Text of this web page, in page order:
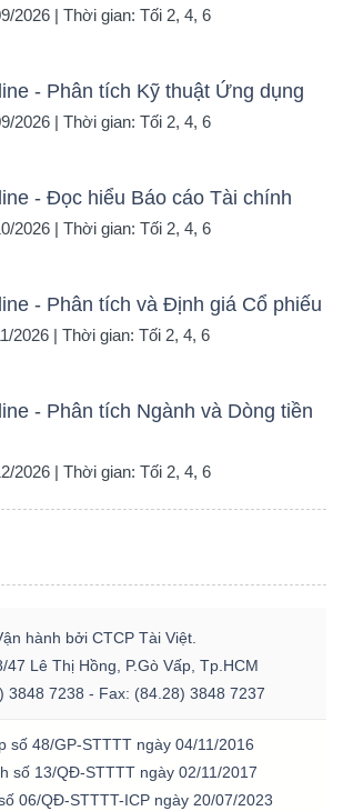
2026 | Thời gian: Tối 2, 4, 6
- Phân tích Kỹ thuật Ứng dụng
2026 | Thời gian: Tối 2, 4, 6
- Đọc hiểu Báo cáo Tài chính
2026 | Thời gian: Tối 2, 4, 6
- Phân tích và Định giá Cổ phiếu
2026 | Thời gian: Tối 2, 4, 6
- Phân tích Ngành và Dòng tiền
2026 | Thời gian: Tối 2, 4, 6
hành bởi CTCP Tài Việt.
47 Lê Thị Hồng, P.Gò Vấp, Tp.HCM
3848 7238 - Fax: (84.28) 3848 7237
số 48/GP-STTTT ngày 04/11/2016
số 13/QĐ-STTTT ngày 02/11/2017
06/QĐ-STTTT-ICP ngày 20/07/2023